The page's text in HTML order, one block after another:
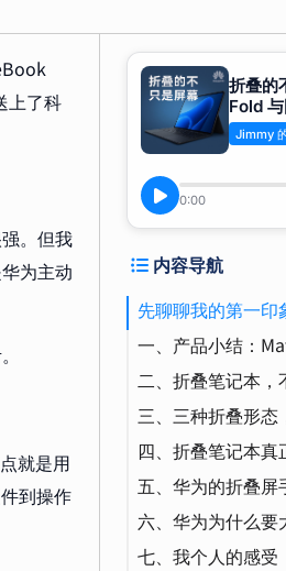
上了科
。但我
为主动
就是用
到操作
折叠的
Fold
Jimmy
0:00
内容导航
先聊聊我的第一印
一、产品小结：
二、折叠笔记本，
三、三种折叠形态
四、折叠笔记本真
五、华为的折叠屏
六、华为为什么要
七、我个人的感受